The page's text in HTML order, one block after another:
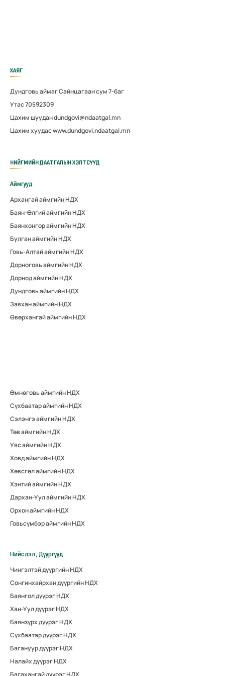
ХАЯГ
Дундговь аймаг Сайнцагаан сум 7-баг
Утас 70592309
Цахим шуудан dundgovi@ndaatgal.mn
Цахим хуудас www.dundgovi.ndaatgal.mn
НИЙГМИЙН ДААТГАЛЫН ХЭЛТСҮҮД
Аймгууд
Архангай аймгийн НДХ
Баян-Өлгий аймгийн НДХ
Баянхонгор аймгийн НДХ
Булган аймгийн НДХ
Говь-Алтай аймгийн НДХ
Дорноговь аймгийн НДХ
Дорнод аймгийн НДХ
Дундговь аймгийн НДХ
Завхан аймгийн НДХ
Өвөрхангай аймгийн НДХ
Өмнөговь аймгийн НДХ
Сүхбаатар аймгийн НДХ
Сэлэнгэ аймгийн НДХ
Төв аймгийн НДХ
Увс аймгийн НДХ
Ховд аймгийн НДХ
Хөвсгөл аймгийн НДХ
Хэнтий аймгийн НДХ
Дархан-Уул аймгийн НДХ
Орхон аймгийн НДХ
Говьсүмбэр аймгийн НДХ
Нийслэл, Дүүргүүд
Чингэлтэй дүүргийн НДХ
Сонгинхайрхан дүүргийн НДХ
Баянгол дүүрэг НДХ
Хан-Уул дүүрэг НДХ
Баянзүрх дүүрэг НДХ
Сүхбаатар дүүрэг НДХ
Багануур дүүрэг НДХ
Налайх дүүрэг НДХ